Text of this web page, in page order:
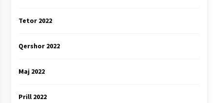
Tetor 2022
Qershor 2022
Maj 2022
Prill 2022